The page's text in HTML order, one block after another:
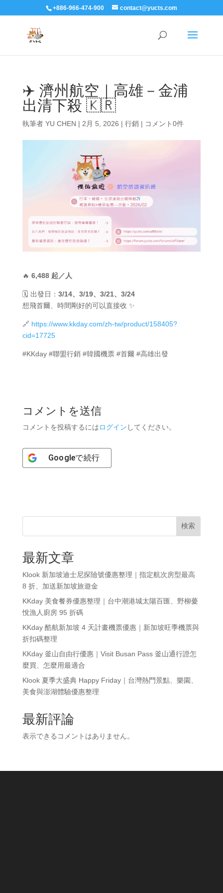
+886-966-474-900 contact@yucts.com
✈️ 濟州航空｜高雄－金浦
出清下殺 🇰🇷
執筆者 YU CHEN | 2月 5, 2026 | 行銷| コメント0件
🔥 6,488 起／人
🗓 出發日： 3/14、3/19、3/21、3/24
想飛首爾、時間剛好的可以直接收 ✨
🔗 https://www.kkday.com/zh-tw/product/158405?
cid=17725
#KKday #聯盟行銷 #韓國機票 #首爾 #高雄出發
コメントを送信
コメントを投稿するにはログイン してください。
Googleで続行
検索
最新文章
Klook 新加坡迪士尼探險號優惠整理｜指定航次房型最高
8 折、加送新加坡旅遊金
KKday 美食餐券優惠整理｜台中潮港城太陽百匯、野柳薆
悅漁人廚房 95 折碼
KKday 酷航新加坡 4 天計畫機票優惠｜新加坡旺季機票與
折扣碼整理
KKday 釜山自由行優惠｜Visit Busan Pass 釜山通行證怎
麼買、怎麼用最適合
Klook 夏季大盛典 Happy Friday｜台灣熱門景點、樂園、
美食與澎湖體驗優惠整理
最新評論
表示できるコメントはありません。